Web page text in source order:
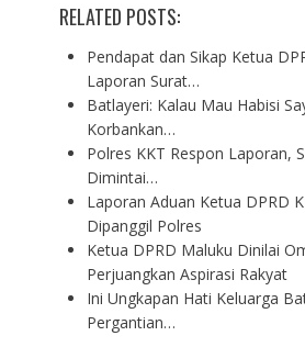
RELATED POSTS:
Pendapat dan Sikap Ketua
Laporan Surat…
Batlayeri: Kalau Mau Habisi
Korbankan…
Polres KKT Respon Laporan,
Dimintai…
Laporan Aduan Ketua DPRD
Dipanggil Polres
Ketua DPRD Maluku Dinilai
Perjuangkan Aspirasi Rakyat
Ini Ungkapan Hati Keluarga
Pergantian…